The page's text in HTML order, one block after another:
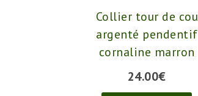
Collier tour de cou
argenté pendentif
cornaline marron
24.00€